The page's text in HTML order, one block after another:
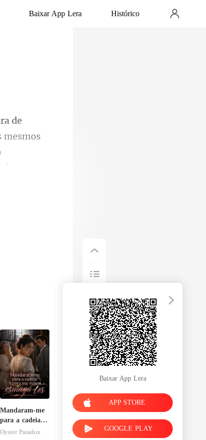
Baixar App Lera Histórico
mesmos
Mandaram-me
para a cadeia?
Agora me
Oyster Paradox
Baixar App Lera
APP STORE
GOOGLE PLAY